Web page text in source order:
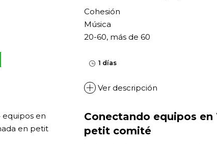
Cohesión
Música
20-60, más de 60
1 días
Ver descripción
Conectando equipos en
petit comité